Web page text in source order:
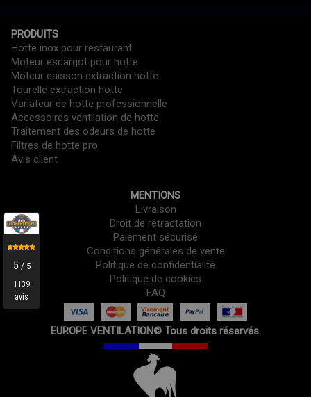
PRODUITS
Hotte inox pour restaurant
Moteur escargot pour hotte
Moteur caisson extraction hotte
Tourelle extraction hotte
Variateur de hotte professionnelle
Accessoires ventilation de hotte
Traitement des odeurs de hotte
Filtres de hotte pro
Avis client
MENTIONS
Livraison
Droit de rétractation
Paiement sécurisé
Conditions générales de vente
Politique de confidentialité
Politique de cookies
FAQ
EUROPE VENTILATION© Tous droits réservés.